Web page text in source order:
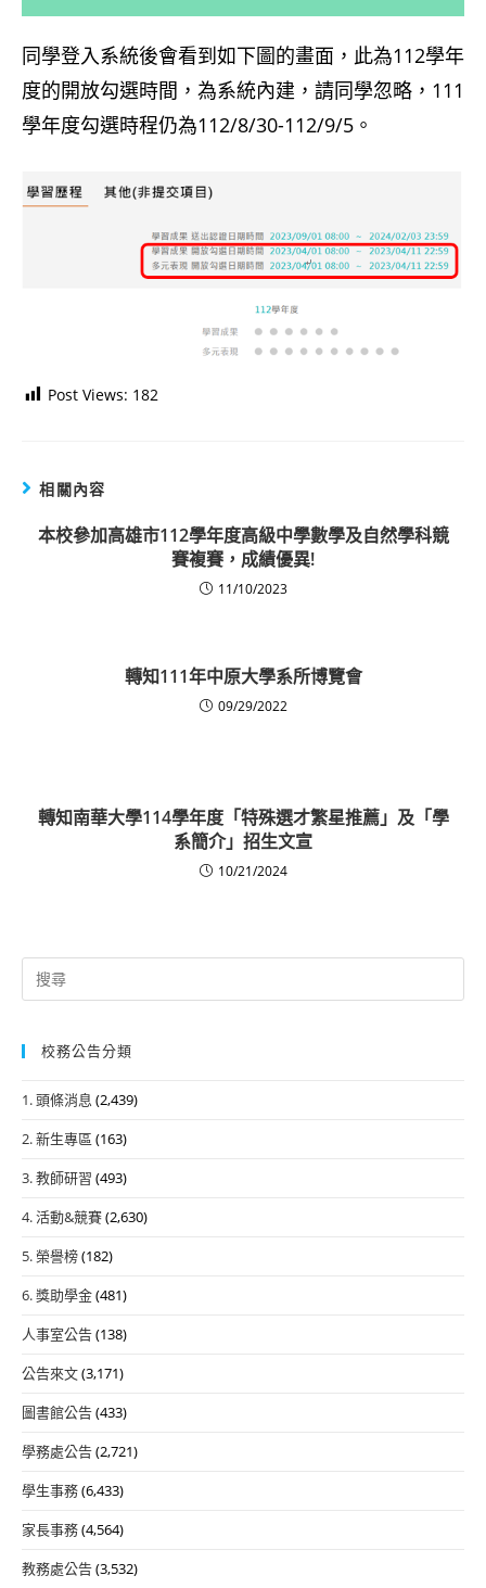
同學登入系統後會看到如下圖的畫面，此為112學年
度的開放勾選時間，為系統內建，請同學忽略，111
學年度勾選時程仍為112/8/30-112/9/5。
Post Views: 182
相關內容
本校參加高雄市112學年度高級中學數學及自然學科競
賽複賽，成績優異!
11/10/2023
轉知111年中原大學系所博覽會
09/29/2022
轉知南華大學114學年度「特殊選才繁星推薦」及「學
系簡介」招生文宣
10/21/2024
Search
for:
校務公告分類
1. 頭條消息 (2,439)
2. 新生專區 (163)
3. 教師研習 (493)
4. 活動&競賽(2,630)
5. 榮譽榜(182)
6. 獎助學金(481)
人事室公告(138)
公告來文(3,171)
圖書館公告(433)
學務處公告(2,721)
學生事務(6,433)
家長事務(4,564)
教務處公告(3,532)